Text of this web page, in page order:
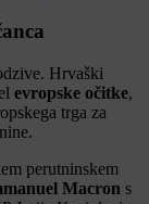
Hrvaški
evropske očitke,
trga za
perutninskem
Macron s